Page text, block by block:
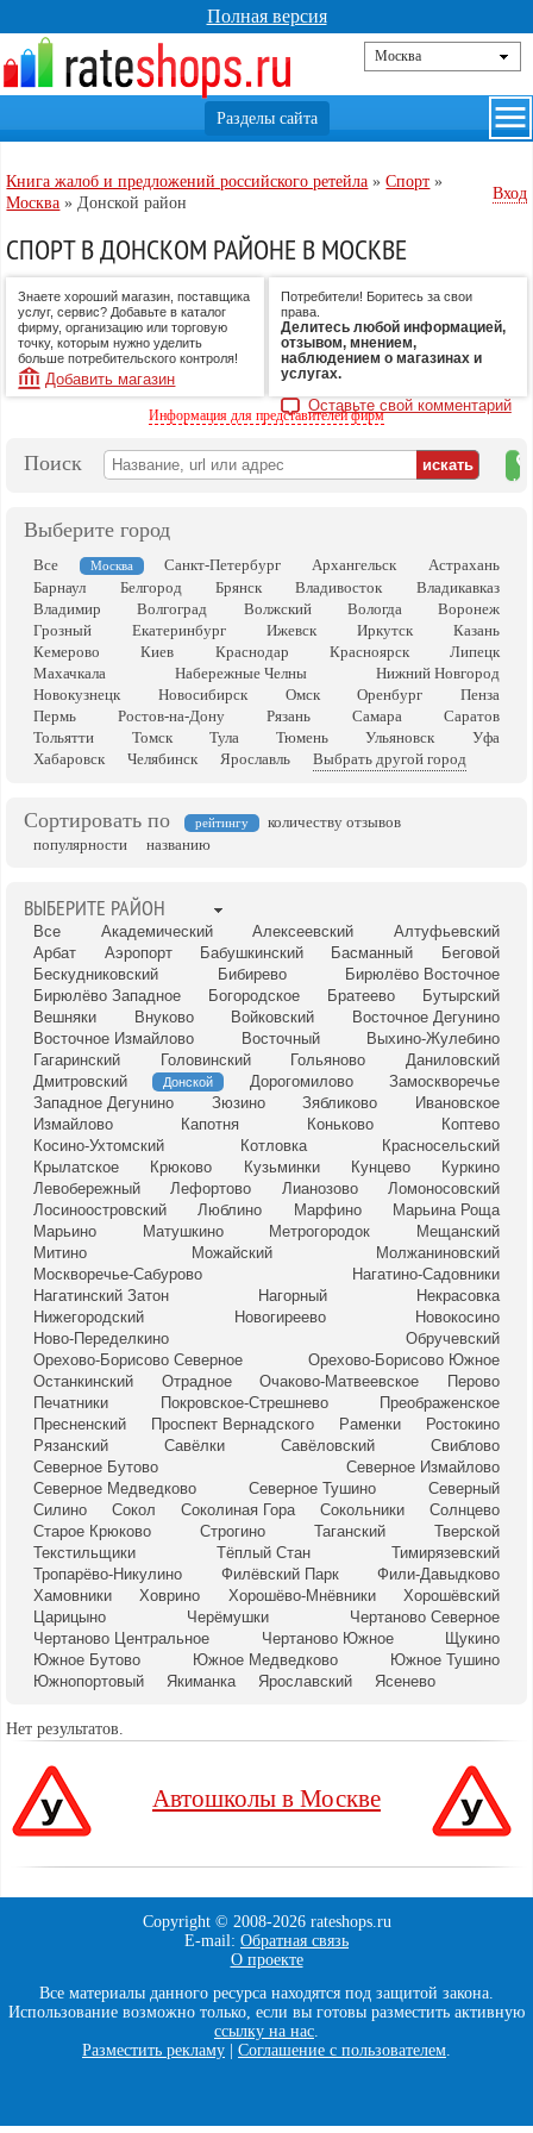
Полная версия
Книга жалоб и предложений российского ретейла »Спорт »
Москва »Донской район
Вход
СПОРТ В ДОНСКОМ РАЙОНЕ В МОСКВЕ
Знаете хороший магазин, поставщика
услуг, сервис? Добавьте в каталог
фирму, организацию или торговую
точку, которым нужно уделить
больше потребительского контроля!
Добавить магазин
Потребители! Боритесь за свои
права.
Делитесь любой информацией,
отзывом, мнением,
наблюдением о магазинах и
услугах.
Оставьте свой комментарий
Информация для представителей фирм
Поиск
на
Выберите город
Все Москва Санкт-Петербург Архангельск
Астрахань
Барнаул
Белгород Брянск Владивосток
Владикавказ
Владимир
Волгоград Волжский Вологда
Воронеж
Грозный
Екатеринбург Ижевск Иркутск
Казань
Кемерово
Киев Краснодар Красноярск
Липецк
Махачкала
Набережные Челны
Нижний Новгород
Новокузнецк
Новосибирск Омск Оренбург
Пенза
Пермь
Ростов-на-Дону Рязань Самара
Саратов
Тольятти
Томск Тула Тюмень Ульяновск
Уфа
Хабаровск
Челябинск Ярославль Выбрать другой город
Сортировать по рейтингу
количеству отзывов
популярности
названию
ВЫБЕРИТЕ РАЙОН
Все Академический Алексеевский
Алтуфьевский
Арбат
Аэропорт Бабушкинский Басманный
Беговой
Бескудниковский
Бибирево
Бирюлёво Восточное
Бирюлёво Западное
Богородское Братеево
Бутырский
Вешняки
Внуково Войковский
Восточное Дегунино
Восточное Измайлово
Восточный
Выхино-Жулебино
Гагаринский
Головинский Гольяново
Даниловский
Дмитровский
Донской Дорогомилово
Замоскворечье
Западное Дегунино
Зюзино Зябликово
Ивановское
Измайлово
Капотня Коньково
Коптево
Косино-Ухтомский
Котловка
Красносельский
Крылатское
Крюково Кузьминки Кунцево
Куркино
Левобережный
Лефортово Лианозово
Ломоносовский
Лосиноостровский
Люблино Марфино
Марьина Роща
Марьино
Матушкино Метрогородок
Мещанский
Митино
Можайский
Молжаниновский
Москворечье-Сабурово
Нагатино-Садовники
Нагатинский Затон
Нагорный
Некрасовка
Нижегородский
Новогиреево
Новокосино
Ново-Переделкино
Обручевский
Орехово-Борисово Северное
Орехово-Борисово Южное
Останкинский
Отрадное Очаково-Матвеевское
Перово
Печатники
Покровское-Стрешнево
Преображенское
Пресненский
Проспект Вернадского Раменки
Ростокино
Рязанский
Савёлки Савёловский
Свиблово
Северное Бутово
Северное Измайлово
Северное Медведково
Северное Тушино
Северный
Силино
Сокол Соколиная Гора Сокольники
Солнцево
Старое Крюково
Строгино Таганский
Тверской
Текстильщики
Тёплый Стан
Тимирязевский
Тропарёво-Никулино
Филёвский Парк
Фили-Давыдково
Хамовники
Ховрино Хорошёво-Мнёвники
Хорошёвский
Царицыно
Черёмушки
Чертаново Северное
Чертаново Центральное
Чертаново Южное
Щукино
Южное Бутово
Южное Медведково
Южное Тушино
Южнопортовый
Якиманка Ярославский Ясенево
Нет результатов.
Автошколы в Москве
Copyright © 2008-2026 rateshops.ru
E-mail: Обратная связь
О проекте
Все материалы данного ресурса находятся под защитой закона.
Использование возможно только, если вы готовы разместить активную
ссылку на нас.
Разместить рекламу
Соглашение с пользователем.